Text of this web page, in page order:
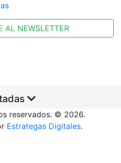
AL NEWSLETTER
reservados. © 2026.
Estrategas Digitales.